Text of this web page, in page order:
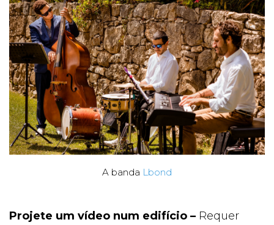
A banda Lbond
Projete um vídeo num edifício – Requer